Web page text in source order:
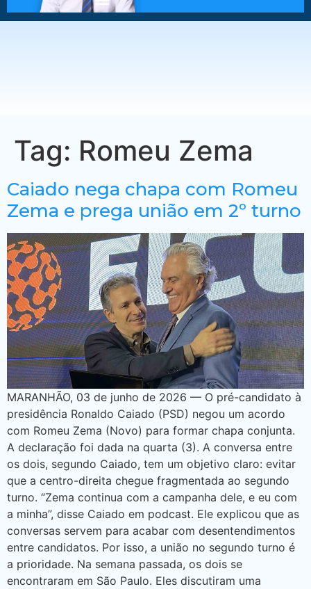
Tag: Romeu Zema
Caiado nega chapa com Romeu
Zema e prega união em 2º turno
MARANHÃO, 03 de junho de 2026 — O pré-candidato à
presidência Ronaldo Caiado (PSD) negou um acordo
com Romeu Zema (Novo) para formar chapa conjunta.
A declaração foi dada na quarta (3). A conversa entre
os dois, segundo Caiado, tem um objetivo claro: evitar
que a centro-direita chegue fragmentada ao segundo
turno. “Zema continua com a campanha dele, e eu com
a minha”, disse Caiado em podcast. Ele explicou que as
conversas servem para acabar com desentendimentos
entre candidatos. Por isso, a união no segundo turno é
a prioridade. Na semana passada, os dois se
encontraram em São Paulo. Eles discutiram uma